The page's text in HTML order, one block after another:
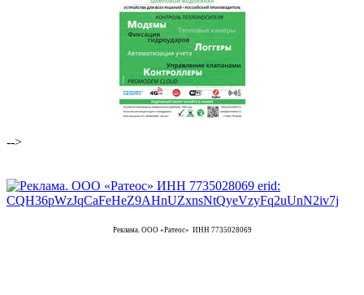
-->
Реклама. ООО «Ратеос» ИНН 7735028069